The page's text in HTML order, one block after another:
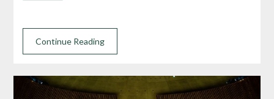
Continue Reading